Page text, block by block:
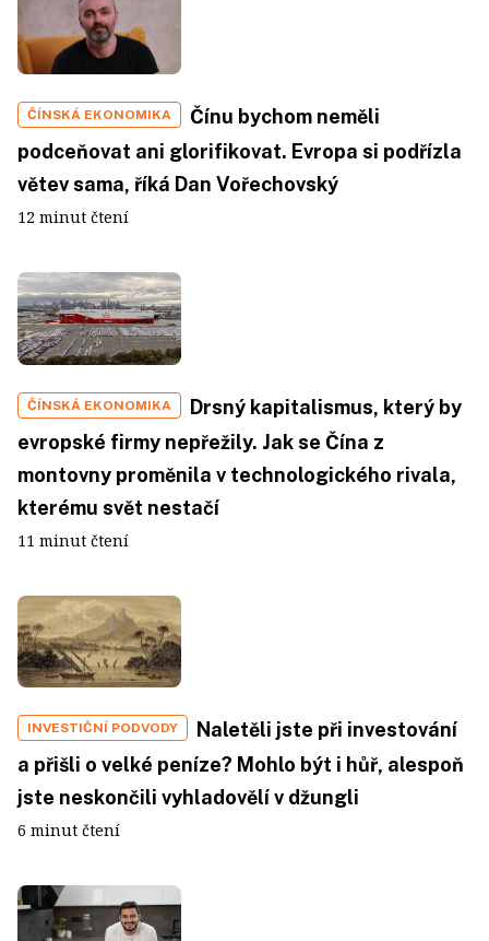
ČÍNSKÁ EKONOMIKA
Čínu bychom neměli
podceňovat ani glorifikovat. Evropa si podřízla
větev sama, říká Dan Vořechovský
12 minut čtení
ČÍNSKÁ EKONOMIKA
Drsný kapitalismus, který by
evropské firmy nepřežily. Jak se Čína z
montovny proměnila v technologického rivala,
kterému svět nestačí
11 minut čtení
INVESTIČNÍ PODVODY
Naletěli jste při investování
a přišli o velké peníze? Mohlo být i hůř, alespoň
jste neskončili vyhladovělí v džungli
6 minut čtení